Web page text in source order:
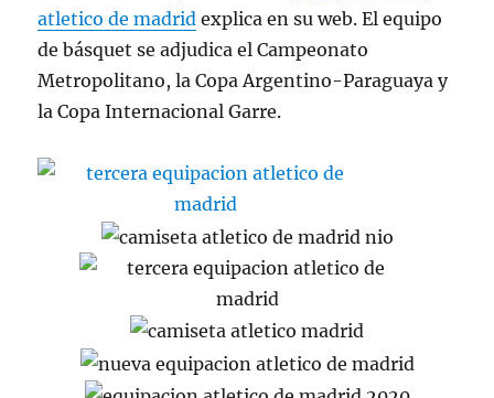
atletico de madrid explica en su web. El equipo
de básquet se adjudica el Campeonato
Metropolitano, la Copa Argentino-Paraguaya y
la Copa Internacional Garre.